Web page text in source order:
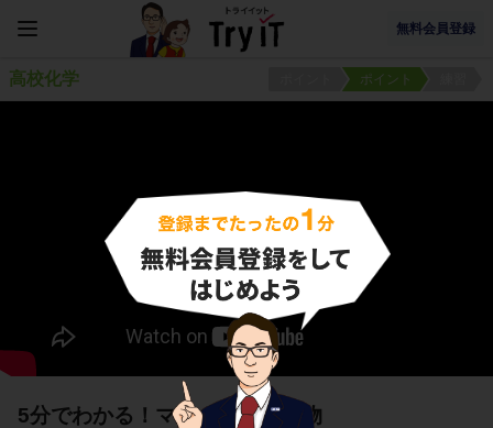
無料会員登録
高校化学 ポイント
5分でわかる！マンガンの化合物